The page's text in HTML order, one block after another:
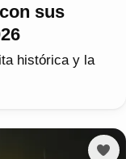
sus
histórica y la